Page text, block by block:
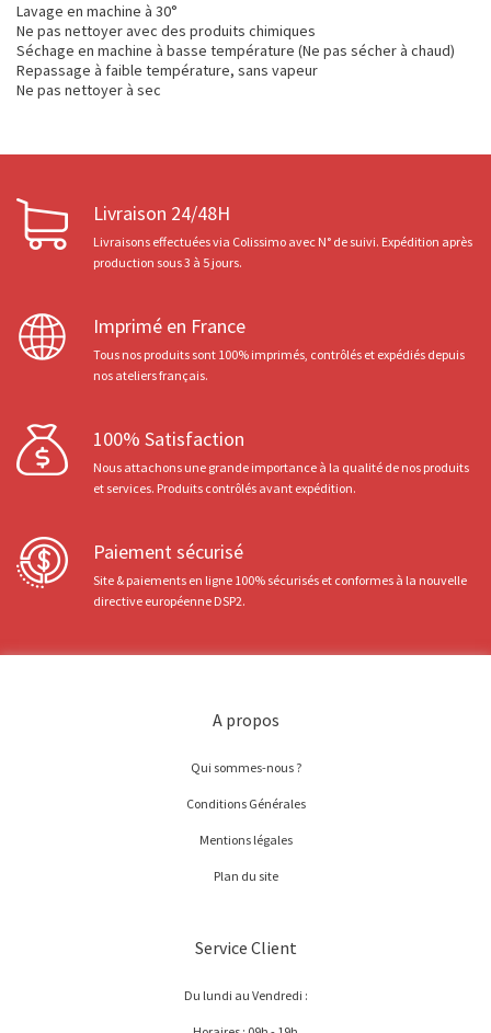
Lavage en machine à 30°
Ne pas nettoyer avec des produits chimiques
Séchage en machine à basse température (Ne pas sécher à chaud)
Repassage à faible température, sans vapeur
Ne pas nettoyer à sec
Livraison 24/48H
Livraisons effectuées via Colissimo avec N° de suivi. Expédition après
production sous 3 à 5 jours.
Imprimé en France
Tous nos produits sont 100% imprimés, contrôlés et expédiés depuis
nos ateliers français.
100% Satisfaction
Nous attachons une grande importance à la qualité de nos produits
et services. Produits contrôlés avant expédition.
Paiement sécurisé
Site & paiements en ligne 100% sécurisés et conformes à la nouvelle
directive européenne DSP2.
A propos
Qui sommes-nous ?
Conditions Générales
Mentions légales
Plan du site
Service Client
Du lundi au Vendredi :